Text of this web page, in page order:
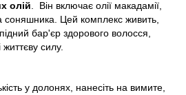
олій. Він включає олії макадамії,
соняшника. Цей комплекс живить,
бар'єр здорового волосся,
силу.
у долонях, нанесіть на вимите,